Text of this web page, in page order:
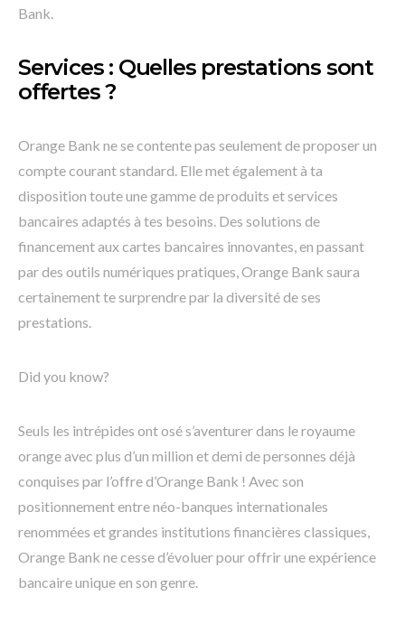
Bank.
Services : Quelles prestations sont
offertes ?
Orange Bank ne se contente pas seulement de proposer un
compte courant standard. Elle met également à ta
disposition toute une gamme de produits et services
bancaires adaptés à tes besoins. Des solutions de
financement aux cartes bancaires innovantes, en passant
par des outils numériques pratiques, Orange Bank saura
certainement te surprendre par la diversité de ses
prestations.
Did you know?
Seuls les intrépides ont osé s’aventurer dans le royaume
orange avec plus d’un million et demi de personnes déjà
conquises par l’offre d’Orange Bank ! Avec son
positionnement entre néo-banques internationales
renommées et grandes institutions financières classiques,
Orange Bank ne cesse d’évoluer pour offrir une expérience
bancaire unique en son genre.